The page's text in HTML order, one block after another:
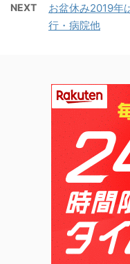
NEXT
お盆休み2019年
行・病院他